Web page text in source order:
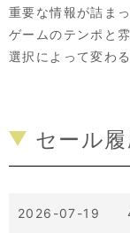
重要な情報が詰ま
ゲームのテンポと
選択によって変わ
セール
2026-07-19